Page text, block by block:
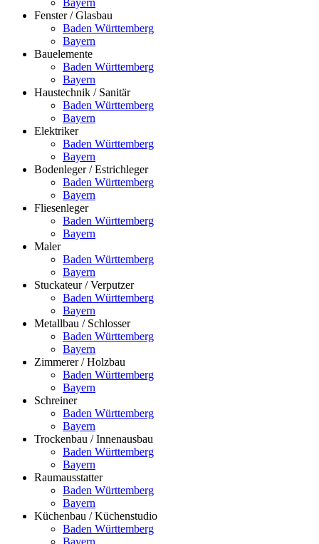
Bayern
Fenster / Glasbau
Baden Württemberg
Bayern
Bauelemente
Baden Württemberg
Bayern
Haustechnik / Sanitär
Baden Württemberg
Bayern
Elektriker
Baden Württemberg
Bayern
Bodenleger / Estrichleger
Baden Württemberg
Bayern
Fliesenleger
Baden Württemberg
Bayern
Maler
Baden Württemberg
Bayern
Stuckateur / Verputzer
Baden Württemberg
Bayern
Metallbau / Schlosser
Baden Württemberg
Bayern
Zimmerer / Holzbau
Baden Württemberg
Bayern
Schreiner
Baden Württemberg
Bayern
Trockenbau / Innenausbau
Baden Württemberg
Bayern
Raumausstatter
Baden Württemberg
Bayern
Küchenbau / Küchenstudio
Baden Württemberg
Bayern